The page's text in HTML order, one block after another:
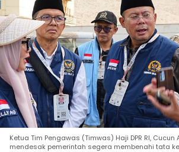
Ketua Tim Pengawas (Timwas) Haji DPR RI,
mendesak pemerintah segera membenahi tata